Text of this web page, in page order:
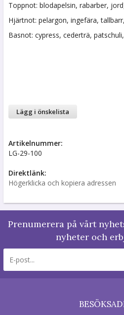
Toppnot: blodapelsin, rabarber,
Hjärtnot: pelargon, ingefära,
Basnot: cypress, cederträ,
Lägg i önskelista
Artikelnummer:
LG-29-100
Direktlänk:
Högerklicka och kopiera adressen
Prenumerera på vårt
nyheter och